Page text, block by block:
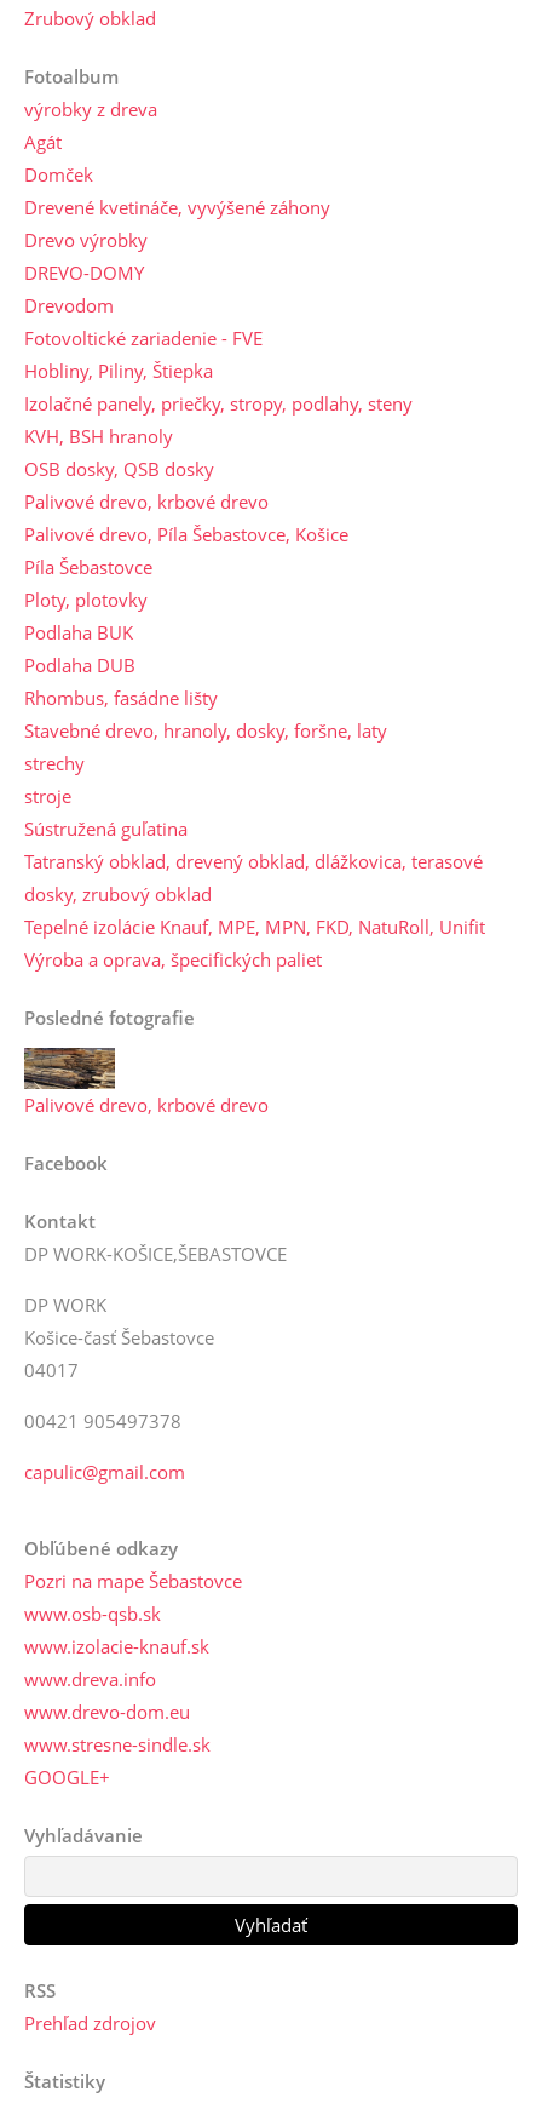
Zrubový obklad
Fotoalbum
výrobky z dreva
Agát
Domček
Drevené kvetináče, vyvýšené záhony
Drevo výrobky
DREVO-DOMY
Drevodom
Fotovoltické zariadenie - FVE
Hobliny, Piliny, Štiepka
Izolačné panely, priečky, stropy, podlahy, steny
KVH, BSH hranoly
OSB dosky, QSB dosky
Palivové drevo, krbové drevo
Palivové drevo, Píla Šebastovce, Košice
Píla Šebastovce
Ploty, plotovky
Podlaha BUK
Podlaha DUB
Rhombus, fasádne lišty
Stavebné drevo, hranoly, dosky, foršne, laty
strechy
stroje
Sústružená guľatina
Tatranský obklad, drevený obklad, dlážkovica, terasové
dosky, zrubový obklad
Tepelné izolácie Knauf, MPE, MPN, FKD, NatuRoll, Unifit
Výroba a oprava, špecifických paliet
Posledné fotografie
Palivové drevo, krbové drevo
Facebook
Kontakt
DP WORK-KOŠICE,ŠEBASTOVCE
DP WORK
Košice-časť Šebastovce
04017
00421 905497378
capulic@gmail.com
Obľúbené odkazy
Pozri na mape Šebastovce
www.osb-qsb.sk
www.izolacie-knauf.sk
www.dreva.info
www.drevo-dom.eu
www.stresne-sindle.sk
GOOGLE+
Vyhľadávanie
RSS
Prehľad zdrojov
Štatistiky